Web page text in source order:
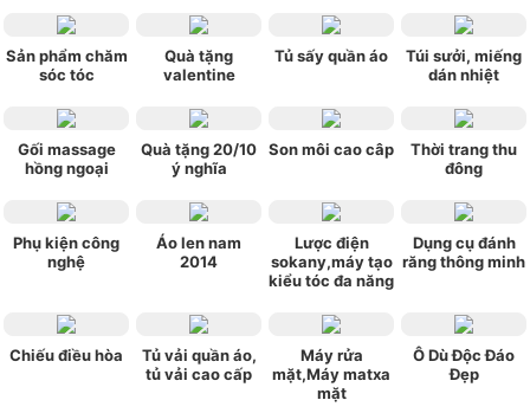
Sản phẩm chăm
sóc tóc
Quà tặng
valentine
Tủ sấy quần áo
Túi sưởi, miếng
dán nhiệt
Gối massage
hồng ngoại
Quà tặng 20/10
ý nghĩa
Son môi cao câp
Thời trang thu
đông
Phụ kiện công
nghệ
Áo len nam
2014
Lược điện
sokany,máy tạo
kiểu tóc đa năng
Dụng cụ đánh
răng thông minh
Chiếu điều hòa
Tủ vải quần áo,
tủ vải cao cấp
Máy rửa
mặt,Máy matxa
mặt
Ô Dù Độc Đáo
Đẹp